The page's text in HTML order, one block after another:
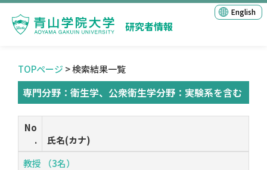
研究者情報
English
TOPページ > 検索結果一覧
専門分野：衛生学、公衆衛生学分野：実験系を含む
No
.
氏名(カナ)
教授 （3名）